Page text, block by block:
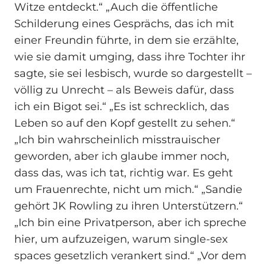
Witze entdeckt.“ „Auch die öffentliche
Schilderung eines Gesprächs, das ich mit
einer Freundin führte, in dem sie erzählte,
wie sie damit umging, dass ihre Tochter ihr
sagte, sie sei lesbisch, wurde so dargestellt –
völlig zu Unrecht – als Beweis dafür, dass
ich ein Bigot sei.“ „Es ist schrecklich, das
Leben so auf den Kopf gestellt zu sehen.“
„Ich bin wahrscheinlich misstrauischer
geworden, aber ich glaube immer noch,
dass das, was ich tat, richtig war. Es geht
um Frauenrechte, nicht um mich.“ „Sandie
gehört JK Rowling zu ihren Unterstützern.“
„Ich bin eine Privatperson, aber ich spreche
hier, um aufzuzeigen, warum single-sex
spaces gesetzlich verankert sind.“ „Vor dem